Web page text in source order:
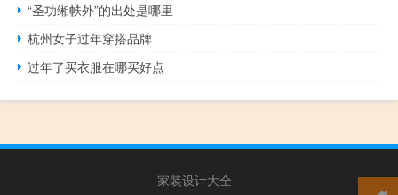
“圣功缃帙外”的出处是哪里
杭州女子过年穿搭品牌
过年了买衣服在哪买好点
家装设计大全